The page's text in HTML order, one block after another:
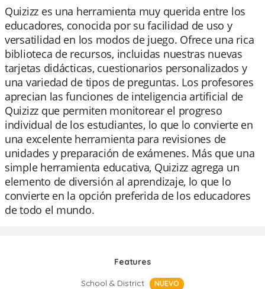
Quizizz es una herramienta muy querida entre los
educadores, conocida por su facilidad de uso y
versatilidad en los modos de juego. Ofrece una rica
biblioteca de recursos, incluidas nuestras nuevas
tarjetas didácticas, cuestionarios personalizados y
una variedad de tipos de preguntas. Los profesores
aprecian las funciones de inteligencia artificial de
Quizizz que permiten monitorear el progreso
individual de los estudiantes, lo que lo convierte en
una excelente herramienta para revisiones de
unidades y preparación de exámenes. Más que una
simple herramienta educativa, Quizizz agrega un
elemento de diversión al aprendizaje, lo que lo
convierte en la opción preferida de los educadores
de todo el mundo.
Features
School & District
NUEVO